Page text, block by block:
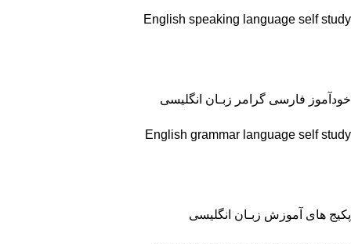
English speaking language self study
خودآموز فارسی گرامر زبـان انگلیسی
English grammar language self study
پکیج های آموزش زبـان انگلیسی